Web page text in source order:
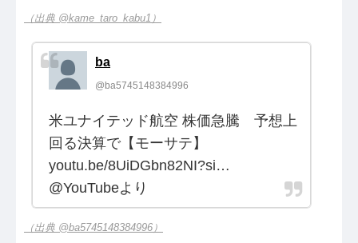
（出典 @kame_taro_kabu1）
ba
@ba5745148384996
米ユナイテッド航空 株価急騰 予想上
回る決算で【モーサテ】
youtu.be/8UiDGbn82NI?si…
@YouTubeより
（出典 @ba5745148384996）